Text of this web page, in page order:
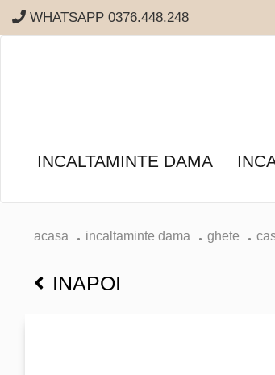
WHATSAPP 0376.448.248
INCALTAMINTE DAMA
acasa incaltaminte dama ghete
INAPOI